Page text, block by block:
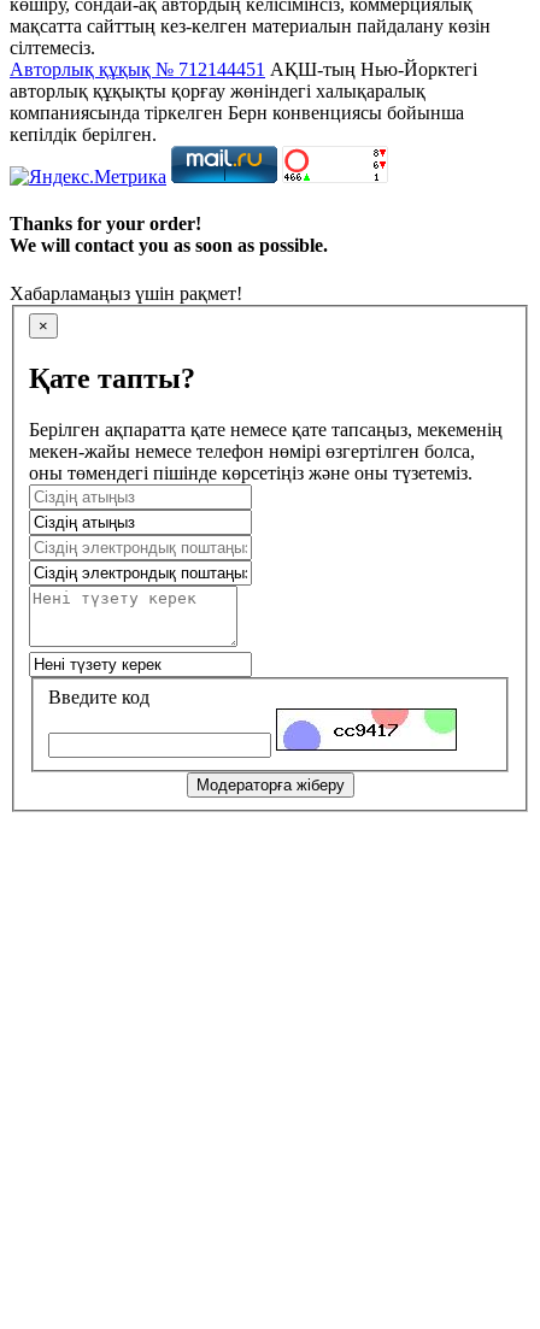
көшіру, сондай-ақ автордың келісімінсіз, коммерциялық
мақсатта сайттың кез-келген материалын пайдалану көзін
сілтемесіз.
Авторлық құқық № 712144451 АҚШ-тың Нью-Йорктегі
авторлық құқықты қорғау жөніндегі халықаралық
компаниясында тіркелген Берн конвенциясы бойынша
кепілдік берілген.
Thanks for your order!
We will contact you as soon as possible.
Хабарламаңыз үшін рақмет!
×
Қате тапты?
Берілген ақпаратта қате немесе қате тапсаңыз, мекеменің
мекен-жайы немесе телефон нөмірі өзгертілген болса,
оны төмендегі пішінде көрсетіңіз және оны түзетеміз.
Введите код
Модераторға жіберу